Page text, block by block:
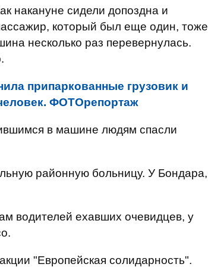
накануне сидели допоздна и
который был еще один, тоже
несколько раз перевернулась.
припаркованные грузовик и
ФОТОрепортаж
в машине людям спасли
районную больницу. У Бондара,
водителей ехавших очевидцев, у
"Европейская солидарность".